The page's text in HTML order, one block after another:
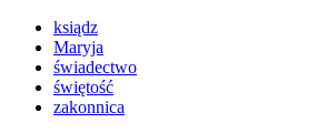
ksiądz
Maryja
świadectwo
świętość
zakonnica